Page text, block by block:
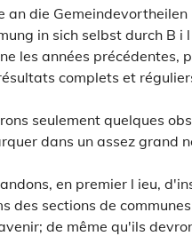
an die
in sich selbst durch B
les années précédentes,
complets et
seulement quelques
dans un assez grand
en premier l ieu,
des sections de
de même qu'ils